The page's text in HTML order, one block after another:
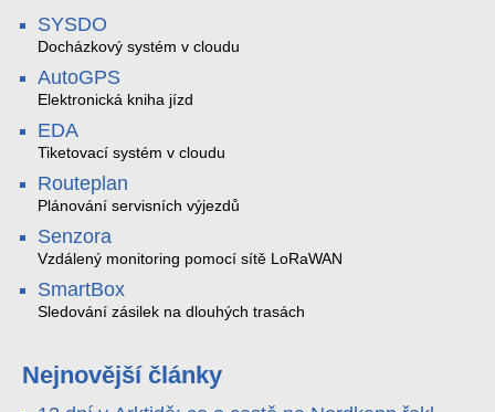
SYSDO
Docházkový systém v cloudu
AutoGPS
Elektronická kniha jízd
EDA
Tiketovací systém v cloudu
Routeplan
Plánování servisních výjezdů
Senzora
Vzdálený monitoring pomocí sítě LoRaWAN
SmartBox
Sledování zásilek na dlouhých trasách
Nejnovější články